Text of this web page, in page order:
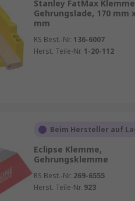
Stanley FatMax
Gehrungslade, 170 mm
mm
RS Best.-Nr. 136-6007
Herst. Teile-Nr. 1-20-112
Beim Hersteller auf
Eclipse Klemme,
Gehrungsklemme
RS Best.-Nr. 269-6555
Herst. Teile-Nr. 923